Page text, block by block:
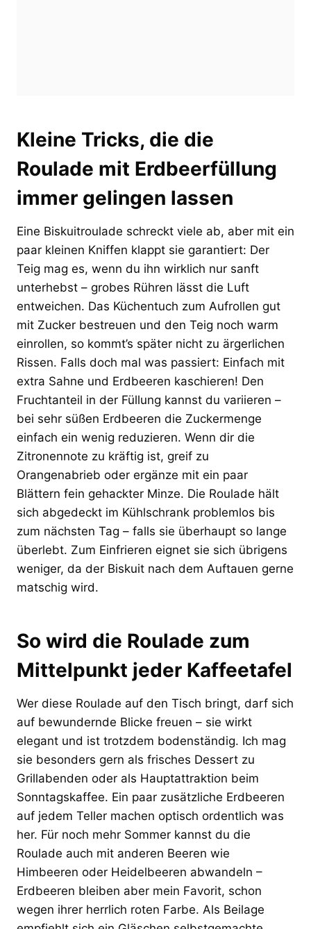
Kleine Tricks, die die
Roulade mit Erdbeerfüllung
immer gelingen lassen
Eine Biskuitroulade schreckt viele ab, aber mit ein
paar kleinen Kniffen klappt sie garantiert: Der
Teig mag es, wenn du ihn wirklich nur sanft
unterhebst – grobes Rühren lässt die Luft
entweichen. Das Küchentuch zum Aufrollen gut
mit Zucker bestreuen und den Teig noch warm
einrollen, so kommt’s später nicht zu ärgerlichen
Rissen. Falls doch mal was passiert: Einfach mit
extra Sahne und Erdbeeren kaschieren! Den
Fruchtanteil in der Füllung kannst du variieren –
bei sehr süßen Erdbeeren die Zuckermenge
einfach ein wenig reduzieren. Wenn dir die
Zitronennote zu kräftig ist, greif zu
Orangenabrieb oder ergänze mit ein paar
Blättern fein gehackter Minze. Die Roulade hält
sich abgedeckt im Kühlschrank problemlos bis
zum nächsten Tag – falls sie überhaupt so lange
überlebt. Zum Einfrieren eignet sie sich übrigens
weniger, da der Biskuit nach dem Auftauen gerne
matschig wird.
So wird die Roulade zum
Mittelpunkt jeder Kaffeetafel
Wer diese Roulade auf den Tisch bringt, darf sich
auf bewundernde Blicke freuen – sie wirkt
elegant und ist trotzdem bodenständig. Ich mag
sie besonders gern als frisches Dessert zu
Grillabenden oder als Hauptattraktion beim
Sonntagskaffee. Ein paar zusätzliche Erdbeeren
auf jedem Teller machen optisch ordentlich was
her. Für noch mehr Sommer kannst du die
Roulade auch mit anderen Beeren wie
Himbeeren oder Heidelbeeren abwandeln –
Erdbeeren bleiben aber mein Favorit, schon
wegen ihrer herrlich roten Farbe. Als Beilage